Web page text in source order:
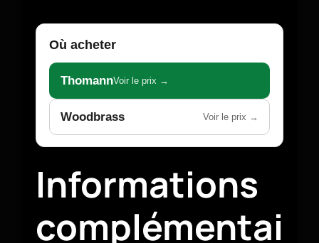
Où acheter
ThomannVoir le prix →
Woodbrass Voir le prix →
Informations
complémentai